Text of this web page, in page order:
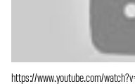
https://www.youtube.com/